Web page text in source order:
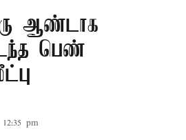
ஆண்டாக
பெண்
pm